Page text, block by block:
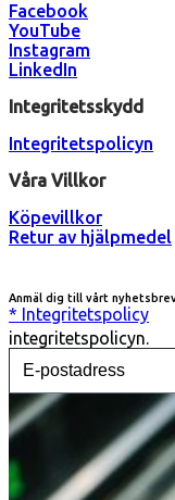
Facebook
YouTube
Instagram
LinkedIn
Integritetsskydd
Integritetspolicyn
Våra Villkor
Köpevillkor
Retur av hjälpmedel
Anmäl dig till vårt
* Integritetspolicy
integritetspolicyn.
Vänligen ange din